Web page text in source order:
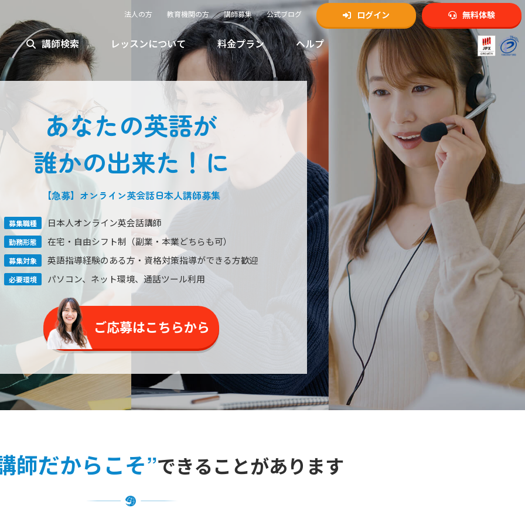
法人の方 教育機関の方 講師募集 公式ブログ ログイン 無料体験
講師検索 レッスンについて 料金プラン ヘルプ
あなたの英語が
誰かの出来た！に
【急募】オンライン英会話日本人講師募集
募集職種 日本人オンライン英会話講師
勤務形態 在宅・自由シフト制 （副業・本業どちらも可）
募集対象 英語指導経験のある方 ・資格対策指導ができる方歓迎
必要環境 パソコン、ネット環境、通話ツール利用
ご応募はこちらから
師だからこそ”できることがあります